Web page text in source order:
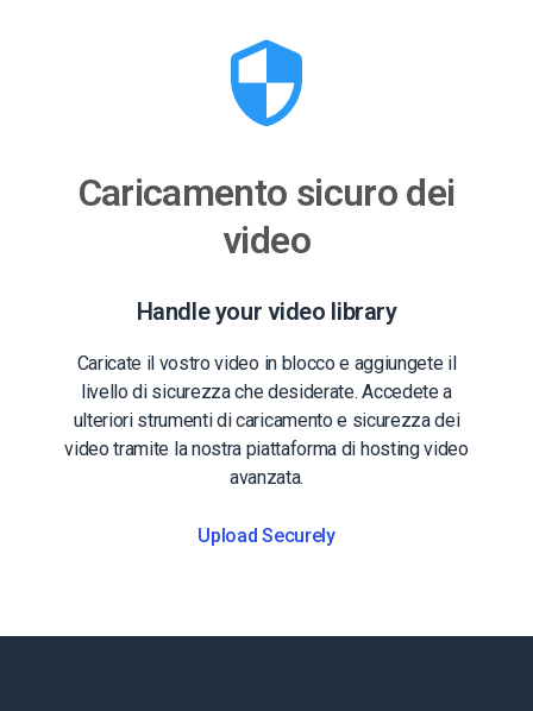
Caricamento sicuro dei
video
Handle your video library
Caricate il vostro video in blocco e aggiungete il
livello di sicurezza che desiderate. Accedete a
ulteriori strumenti di caricamento e sicurezza dei
video tramite la nostra piattaforma di hosting video
avanzata.
Upload Securely